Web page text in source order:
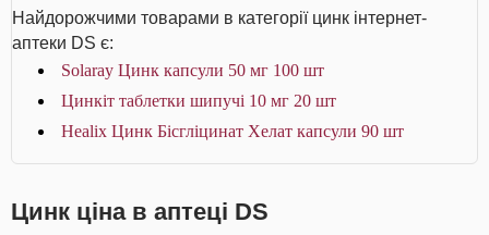
Найдорожчими товарами в категорії цинк інтернет-
аптеки DS є:
Solaray Цинк капсули 50 мг 100 шт
Цинкіт таблетки шипучі 10 мг 20 шт
Healix Цинк Бісгліцинат Хелат капсули 90 шт
Цинк ціна в аптеці DS